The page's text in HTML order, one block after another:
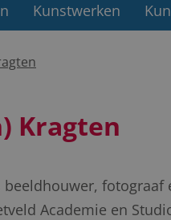
Kunstwerken
Kragten
beeldhouwer,
Academie en